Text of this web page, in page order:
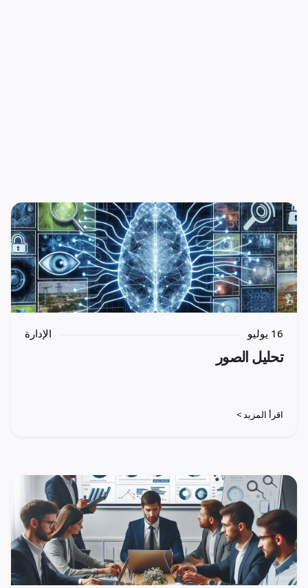
16 يوليو الإدارة
تحليل الصور
اقرأ المزيد >